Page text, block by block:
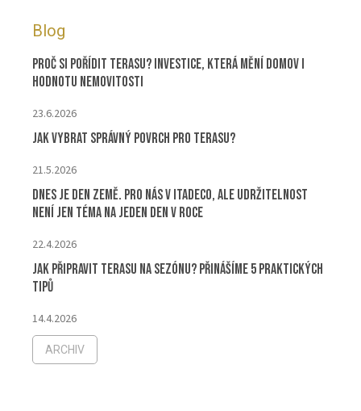
Blog
Proč si pořídit terasu? Investice, která mění domov i
hodnotu nemovitosti
23.6.2026
Jak vybrat správný povrch pro terasu?
21.5.2026
Dnes je Den Země. Pro nás v ITADECO, ale udržitelnost
není jen téma na jeden den v roce
22.4.2026
Jak připravit terasu na sezónu? Přinášíme 5 praktických
tipů
14.4.2026
ARCHIV